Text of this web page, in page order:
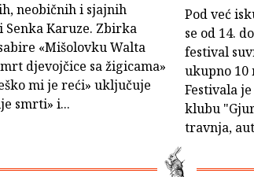
neobičnih i sjajnih
Senka Karuze. Zbirka
«Mišolovku Walta
djevojčice sa žigicama»
mi je reći» uključuje
smrti» i...
Pod već
se od 14.
festival
ukupno 10
Festivala
klubu
travnja,